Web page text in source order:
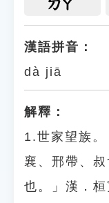
ㄉㄚ
漢語拼音：
dà jiā
解釋：
1.世家望族
襄、邢帶、
也。」漢．